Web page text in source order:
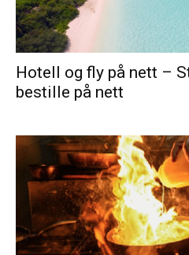
Hotell og fly på nett –
bestille på nett